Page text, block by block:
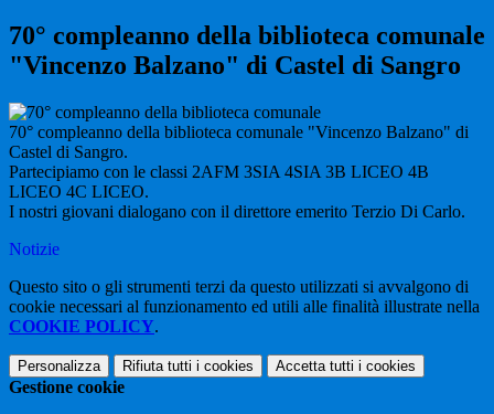
70° compleanno della biblioteca comunale
"Vincenzo Balzano" di Castel di Sangro
70° compleanno della biblioteca comunale "Vincenzo Balzano" di
Castel di Sangro.
Partecipiamo con le classi 2AFM 3SIA 4SIA 3B LICEO 4B
LICEO 4C LICEO.
I nostri giovani dialogano con il direttore emerito Terzio Di Carlo.
Notizie
Questo sito o gli strumenti terzi da questo utilizzati si avvalgono di
cookie necessari al funzionamento ed utili alle finalità illustrate nella
COOKIE POLICY.
Personalizza Rifiuta tutti i cookies Accetta tutti i cookies
Gestione cookie